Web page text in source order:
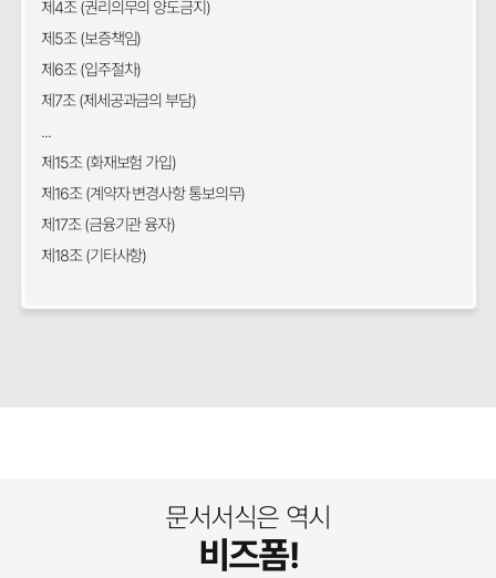
제4조 (권리의무의 양도금지)
제5조 (보증책임)
제6조 (입주절차)
제7조 (제세공과금의 부담)
...
제15조 (화재보험 가입)
제16조 (계약자 변경사항 통보의무)
제17조 (금융기관 융자)
제18조 (기타사항)
문서서식은 역시
비즈폼!